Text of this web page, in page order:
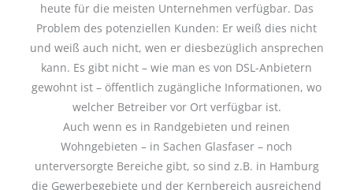
heute für die meisten Unternehmen verfügbar. Das
Problem des potenziellen Kunden: Er weiß dies nicht
und weiß auch nicht, wen er diesbezüglich ansprechen
kann. Es gibt nicht – wie man es von DSL-Anbietern
gewohnt ist – öffentlich zugängliche Informationen, wo
welcher Betreiber vor Ort verfügbar ist.
Auch wenn es in Randgebieten und reinen
Wohngebieten – in Sachen Glasfaser – noch
unterversorgte Bereiche gibt, so sind z.B. in Hamburg
die Gewerbegebiete und der Kernbereich ausreichend